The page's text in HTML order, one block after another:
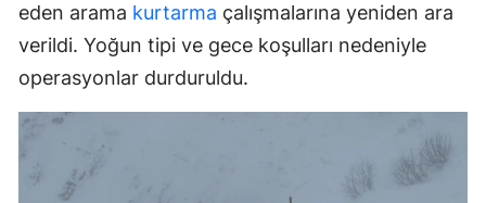
eden arama kurtarma çalışmalarına yeniden ara
verildi. Yoğun tipi ve gece koşulları nedeniyle
operasyonlar durduruldu.